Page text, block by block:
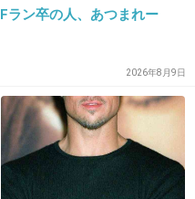
-23
+11 -106
Fラン卒の人、あつまれー
2026年8月9日